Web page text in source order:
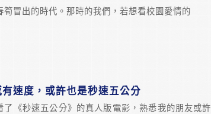
筍冒出的時代。那時的我們，若想看校園愛情的
速度，或許也是秒速五公分
了《秒速五公分》的真人版電影，熟悉我的朋友或許